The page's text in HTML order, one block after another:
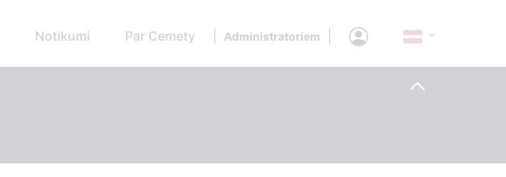
Notikumi Par Cemety Administratoriem